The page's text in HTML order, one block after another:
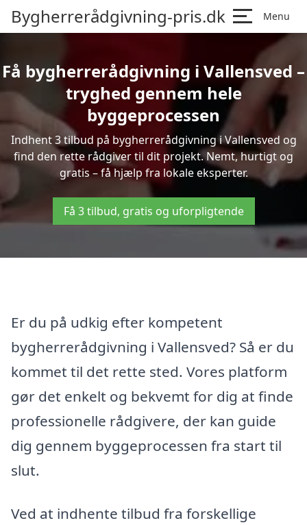
Bygherrerådgivning-pris.dk Menu
Få bygherrerådgivning i Vallensved –
tryghed gennem hele
byggeprocessen
Indhent 3 tilbud på bygherrerådgivning i Vallensved og
find den rette rådgiver til dit projekt. Nemt, hurtigt og
gratis – få hjælp fra lokale eksperter.
Få 3 tilbud, gratis og uforpligtende
Er du på udkig efter kompetent
bygherrerådgivning i Vallensved? Så er du
kommet til det rette sted. Vores platform
gør det enkelt og bekvemt for dig at finde
professionelle rådgivere, der kan guide
dig gennem byggeprocessen fra start til
slut.
Ved at indhente tilbud fra forskellige